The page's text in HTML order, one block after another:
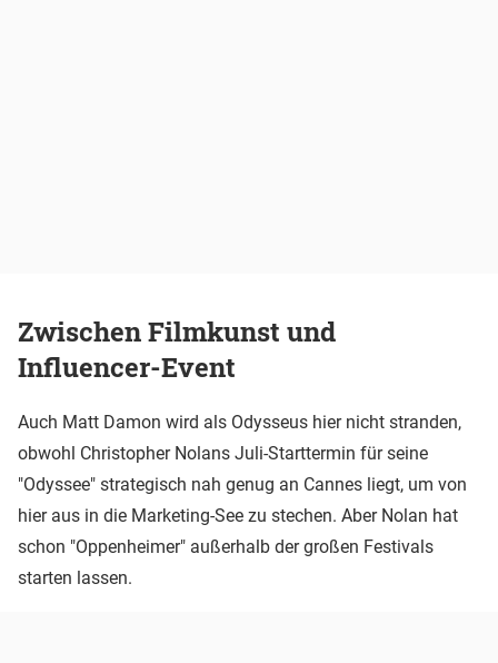
Zwischen Filmkunst und
Influencer-Event
Auch Matt Damon wird als Odysseus hier nicht stranden,
obwohl Christopher Nolans Juli-Starttermin für seine
"Odyssee" strategisch nah genug an Cannes liegt, um von
hier aus in die Marketing-See zu stechen. Aber Nolan hat
schon "Oppenheimer" außerhalb der großen Festivals
starten lassen.